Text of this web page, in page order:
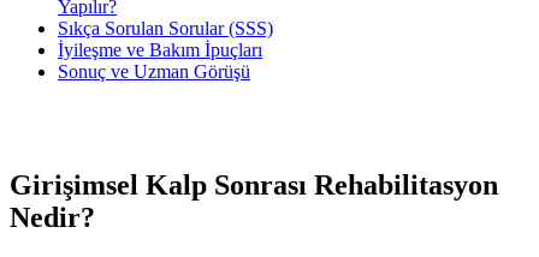
Yapılır?
Sıkça Sorulan Sorular (SSS)
İyileşme ve Bakım İpuçları
Sonuç ve Uzman Görüşü
Girişimsel Kalp Sonrası Rehabilitasyon
Nedir?